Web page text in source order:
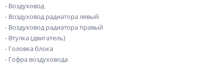
- Воздуховод
- Воздуховод радиатора левый
- Воздуховод радиатора правый
- Втулка (двигатель)
- Головка блока
- Гофра воздуховода